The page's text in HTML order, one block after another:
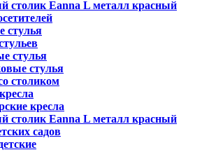
стулья
стулья
стулья
столиком
кресла
садов